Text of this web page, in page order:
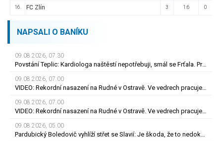
16. FC Zlín 3 1:6 0
NAPSALI O BANÍKU
09.08.2026, 07.30
Povstání Teplic: Kardiologa naštěstí nepotřebuji, smál se Frťala. Promluvil o zájmu Plzně
09.08.2026, 07.00
VIDEO: Rekordní nasazení na Rudné v Ostravě. Ve vedrech pracuje až 120 silničářů
09.08.2026, 07.00
VIDEO: Rekordní nasazení na Rudné v Ostravě. Ve vedrech pracuje až 120 silničářů
09.08.2026, 05.00
Pardubický Boledovič vyhlíží střet se Slavií: Je škoda, že to nedokáže postavit na mladých